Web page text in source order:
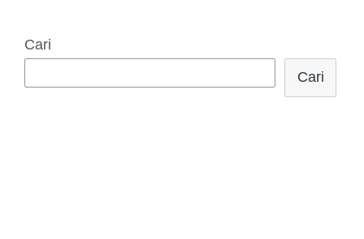
Cari
Cari